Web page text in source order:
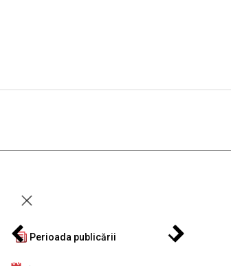
Perioada publicării